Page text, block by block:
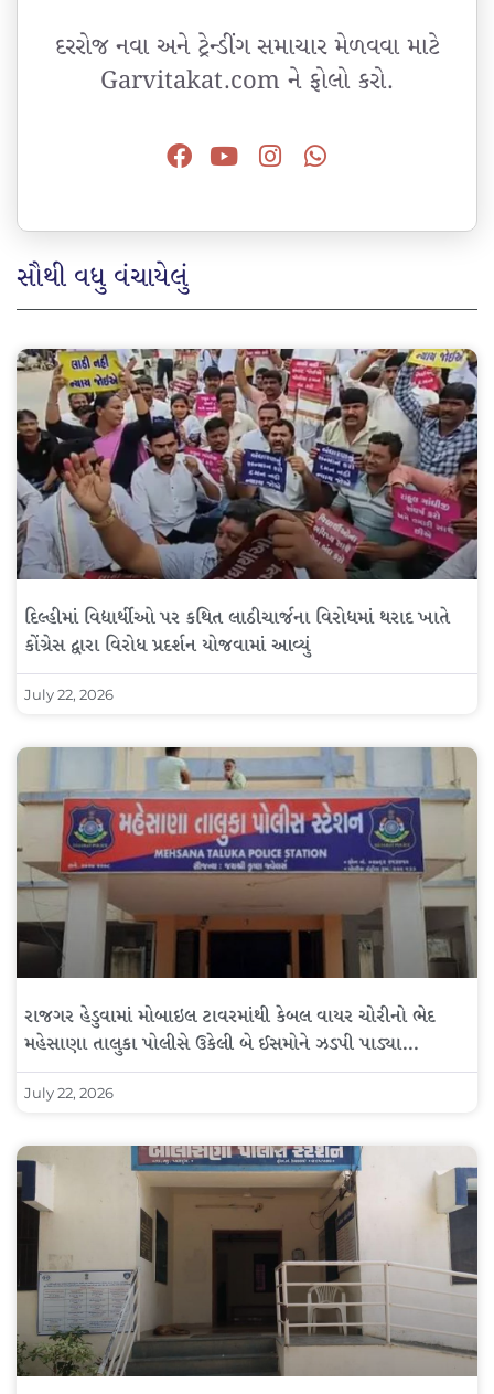
દરરોજ નવા અને ટ્રેન્ડીંગ સમાચાર મેળવવા માટે
Garvitakat.com ને ફોલો કરો.
સૌથી વધુ વંચાયેલું
દિલ્હીમાં વિદ્યાર્થીઓ પર કથિત લાઠીચાર્જના વિરોધમાં થરાદ ખાતે
કોંગ્રેસ દ્વારા વિરોધ પ્રદર્શન યોજવામાં આવ્યું
July 22, 2026
રાજગર હેડુવામાં મોબાઇલ ટાવરમાંથી કેબલ વાયર ચોરીનો ભેદ
મહેસાણા તાલુકા પોલીસે ઉકેલી બે ઈસમોને ઝડપી પાડ્યા…
July 22, 2026